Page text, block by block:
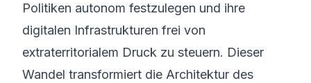
Politiken autonom festzulegen und ihre
digitalen Infrastrukturen frei von
extraterritorialem Druck zu steuern. Dieser
Wandel transformiert die Architektur des